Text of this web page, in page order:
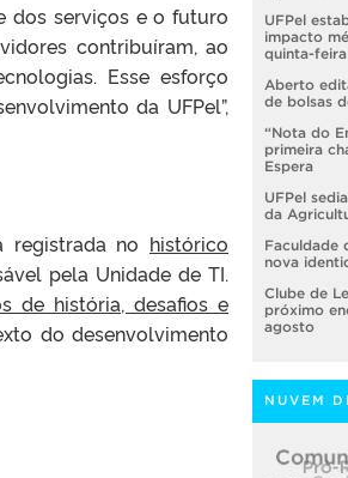
dos serviços e o futuro
contribuíram, ao
Esse esforço
da UFPel”,
registrada no histórico
pela Unidade de TI.
de história, desafios e
do desenvolvimento
UFPel
impacto
quinta-
Aberto
de bolsas
“Nota do
primeira
Espera
UFPel
da
Faculdade
nova
Clube de
próximo
agosto
NUVEM